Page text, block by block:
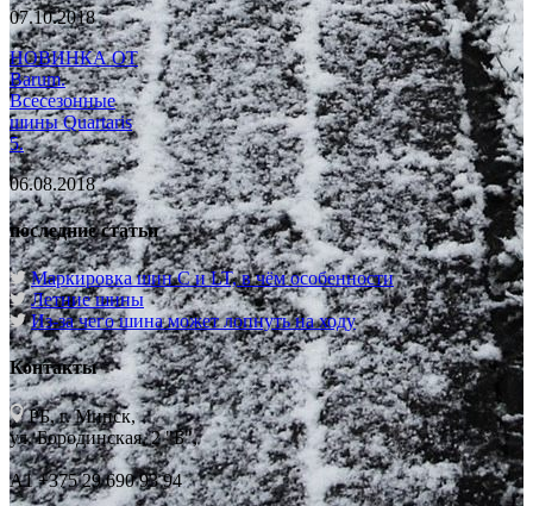
07.10.2018
НОВИНКА ОТ
Barum.
Всесезонные
шины Quartaris
5.
06.08.2018
последние статьи
Маркировка шин C и LT, в чём особенности
Летние шины
Из-за чего шина может лопнуть на ходу
Контакты
РБ, г. Минск,
ул. Бородинская, 2 "Б",
А1 +375 29 690 93 94